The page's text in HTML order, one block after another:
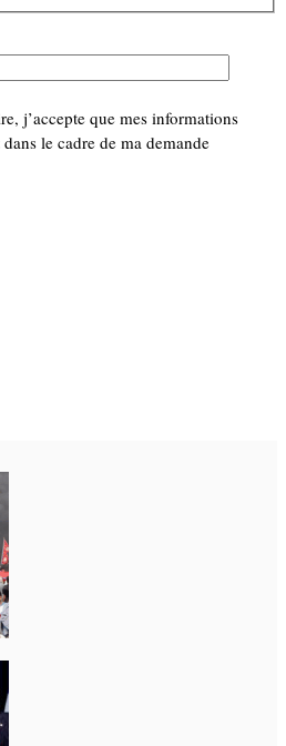
j’accepte que mes informations
le cadre de ma demande